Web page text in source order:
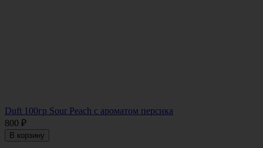
Duft 100гр Sour Peach с ароматом персика
800 ₽
В корзину